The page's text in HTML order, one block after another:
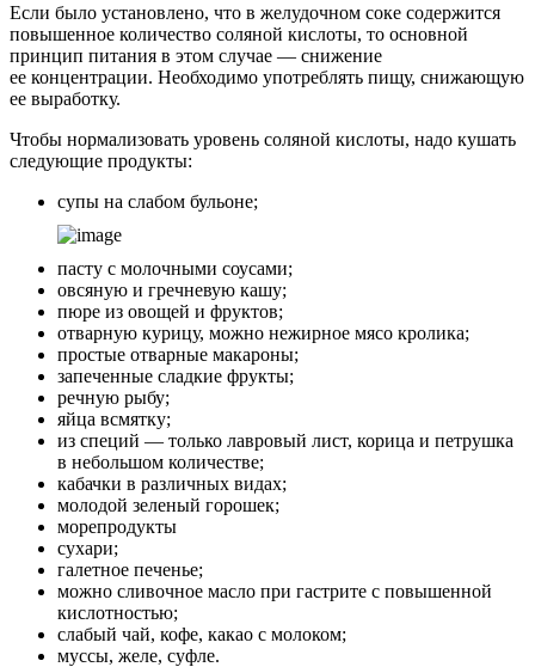
Если было установлено, что в желудочном соке содержится
повышенное количество соляной кислоты, то основной
принцип питания в этом случае — снижение
ее концентрации. Необходимо употреблять пищу, снижающую
ее выработку.
Чтобы нормализовать уровень соляной кислоты, надо кушать
следующие продукты:
супы на слабом бульоне;
пасту с молочными соусами;
овсяную и гречневую кашу;
пюре из овощей и фруктов;
отварную курицу, можно нежирное мясо кролика;
простые отварные макароны;
запеченные сладкие фрукты;
речную рыбу;
яйца всмятку;
из специй — только лавровый лист, корица и петрушка
в небольшом количестве;
кабачки в различных видах;
молодой зеленый горошек;
морепродукты
сухари;
галетное печенье;
можно сливочное масло при гастрите с повышенной
кислотностью;
слабый чай, кофе, какао с молоком;
муссы, желе, суфле.